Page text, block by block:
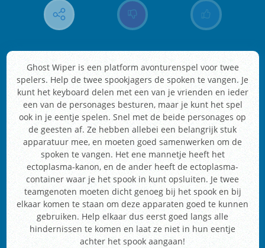
Ghost Wiper is een platform avonturenspel voor twee
spelers. Help de twee spookjagers de spoken te vangen. Je
kunt het keyboard delen met een van je vrienden en ieder
een van de personages besturen, maar je kunt het spel
ook in je eentje spelen. Snel met de beide personages op
de geesten af. Ze hebben allebei een belangrijk stuk
apparatuur mee, en moeten goed samenwerken om de
spoken te vangen. Het ene mannetje heeft het
ectoplasma-kanon, en de ander heeft de ectoplasma-
container waar je het spook in kunt opsluiten. Je twee
teamgenoten moeten dicht genoeg bij het spook en bij
elkaar komen te staan om deze apparaten goed te kunnen
gebruiken. Help elkaar dus eerst goed langs alle
hindernissen te komen en laat ze niet in hun eentje
achter het spook aangaan!